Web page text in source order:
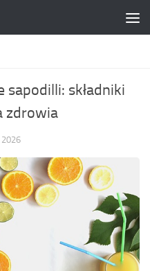
sapodilli: składniki
zdrowia
2026